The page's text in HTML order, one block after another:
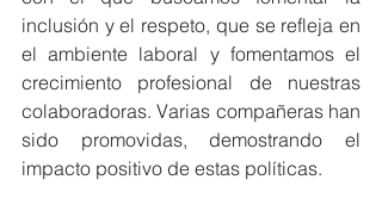
inclusión y el respeto, que se refleja en
el ambiente laboral y fomentamos el
crecimiento profesional de nuestras
colaboradoras. Varias compañeras han
sido promovidas, demostrando el
impacto positivo de estas políticas.